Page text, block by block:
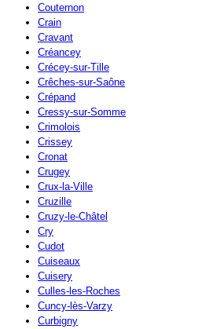
Couternon
Crain
Cravant
Créancey
Crécey-sur-Tille
Crêches-sur-Saône
Crépand
Cressy-sur-Somme
Crimolois
Crissey
Cronat
Crugey
Crux-la-Ville
Cruzille
Cruzy-le-Châtel
Cry
Cudot
Cuiseaux
Cuisery
Culles-les-Roches
Cuncy-lès-Varzy
Curbigny